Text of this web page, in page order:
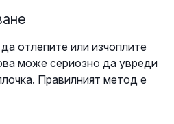
отлепите или изчоплите
може сериозно да увреди
Правилният метод е